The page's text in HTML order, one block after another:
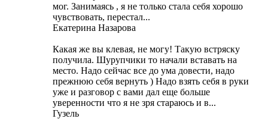
мог. Занимаясь , я не только стала себя хорошо
чувствовать, перестал...
Екатерина Назарова
Какая же вы клевая, не могу! Такую встряску
получила. Шурупчики то начали вставать на
место. Надо сейчас все до ума довести, надо
прежнюю себя вернуть ) Надо взять себя в руки
уже и разговор с вами дал еще больше
уверенности что я не зря стараюсь и в...
Гузель